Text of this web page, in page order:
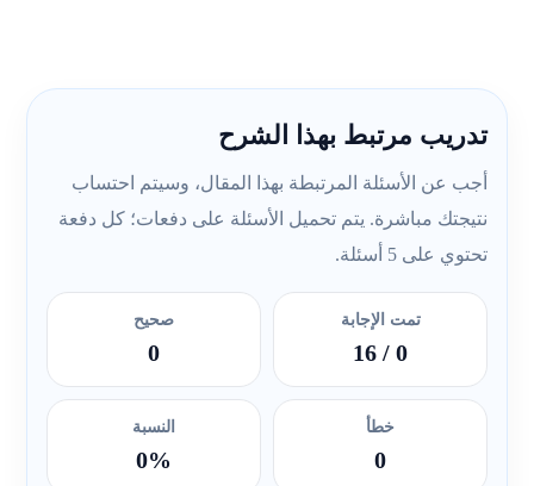
تدريب مرتبط بهذا الشرح
أجب عن الأسئلة المرتبطة بهذا المقال، وسيتم احتساب
نتيجتك مباشرة. يتم تحميل الأسئلة على دفعات؛ كل دفعة
تحتوي على 5 أسئلة.
تمت الإجابة
0
/ 16
صحيح
0
خطأ
0
النسبة
0%